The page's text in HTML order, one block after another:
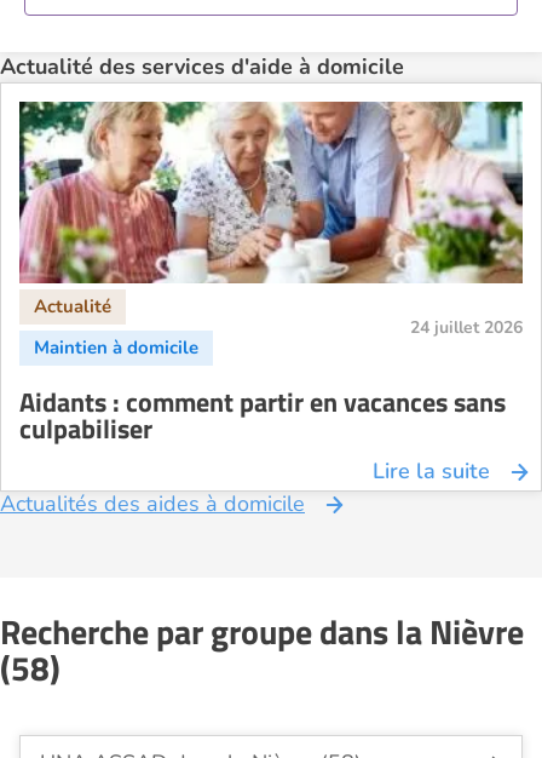
Actualité des services d'aide à domicile
24 juillet 2026
Aidants : comment partir en vacances sans
culpabiliser
Lire la suite
Actualités des aides à domicile
Recherche par groupe dans la Nièvre
(58)